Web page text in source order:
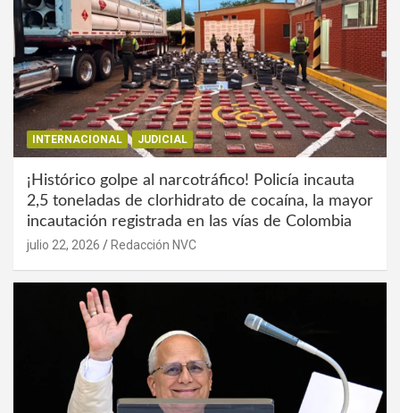
INTERNACIONAL JUDICIAL
¡Histórico golpe al narcotráfico! Policía incauta
2,5 toneladas de clorhidrato de cocaína, la mayor
incautación registrada en las vías de Colombia
julio 22, 2026 Redacción NVC